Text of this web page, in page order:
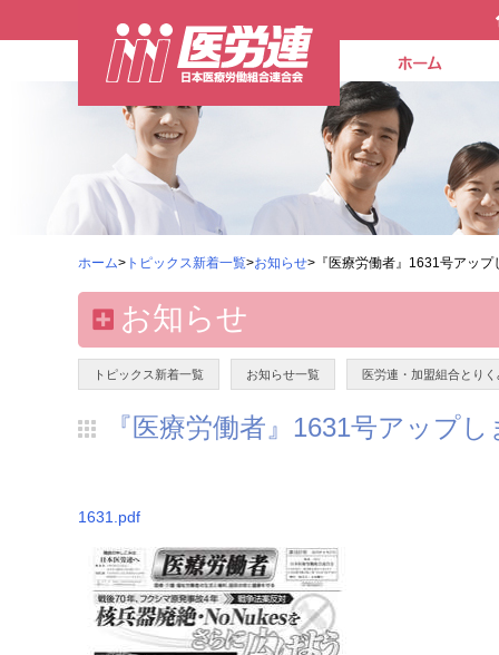
ホーム> トピックス新着一覧>お知らせ>『医療労働者』1631号アップ
お知らせ
トピックス新着一覧 お知らせ一覧 医労連・加盟組合とり
『医療労働者』1631号アップ
1631.pdf